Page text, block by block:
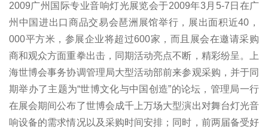
2009广州国际专业音响灯光展览会于2009年3月5-7日在广
州中国进出口商品交易会琶洲展馆举行，展出面积近40，
000平方米，参展企业将超过600家，而且展会在邀请采购
商和观众方面重拳出击，同期活动亮点不断，精彩纷呈。上
海世博会事务协调管理局大型活动部前来参观采购，并于同
期举办了主题为“世博文化与中国创造”的论坛，管理局一行
在展会期间公布了世博会成千上万场大型演出对舞台灯光音
响设备的需求情况以及采购时间安排；同时，前两届备受好